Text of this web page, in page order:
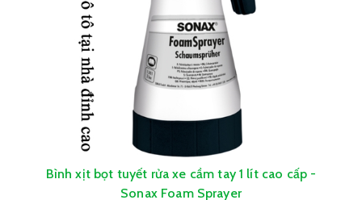
Bình xịt bọt tuyết rửa xe cầm tay 1 lít cao cấp -
Sonax Foam Sprayer